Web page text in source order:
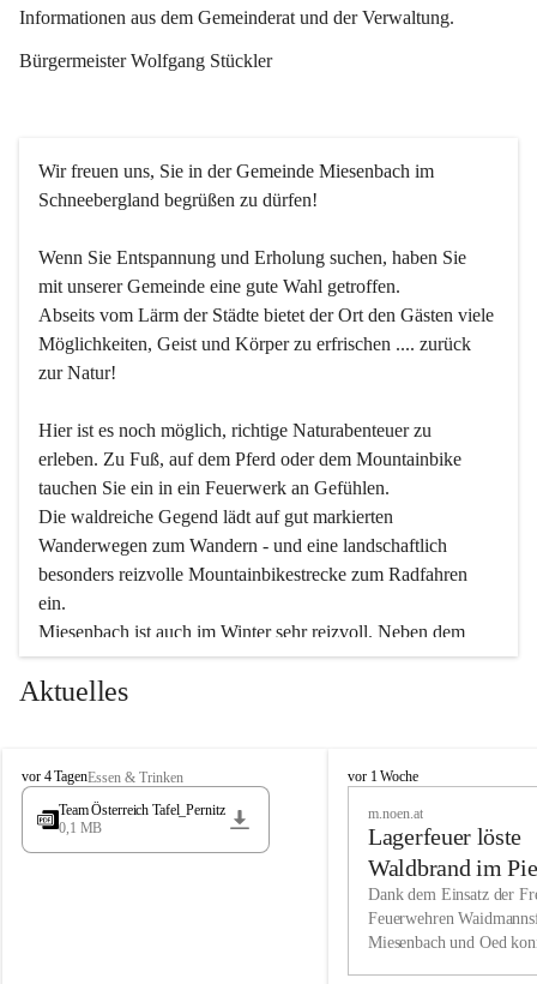
Informationen aus dem Gemeinderat und der Verwaltung.
Bürgermeister Wolfgang Stückler
Wir freuen uns, Sie in der Gemeinde Miesenbach im
Schneebergland begrüßen zu dürfen!
Wenn Sie Entspannung und Erholung suchen, haben Sie
mit unserer Gemeinde eine gute Wahl getroffen.
Abseits vom Lärm der Städte bietet der Ort den Gästen viele
Möglichkeiten, Geist und Körper zu erfrischen .... zurück
zur Natur!
Hier ist es noch möglich, richtige Naturabenteuer zu
erleben. Zu Fuß, auf dem Pferd oder dem Mountainbike
tauchen Sie ein in ein Feuerwerk an Gefühlen.
Die waldreiche Gegend lädt auf gut markierten
Wanderwegen zum Wandern - und eine landschaftlich
besonders reizvolle Mountainbikestrecke zum Radfahren
ein.
Miesenbach ist auch im Winter sehr reizvoll. Neben dem
Eisstockschießen gibt es auf dem nahe gelegenen Unterberg
wunderschöne Naturschneepisten, die zum Schifahren oder
vielfältige Angebot unserer Kulturvereine.
Überzeugen Sie sich selbst, dass Sie in Miesenbach sowie
in den Beherbergungsbetrieben, Gaststätten und urigen
Wir kennen Miesenbach als lebens- und liebenswerten Ort.
Tradition und Innovation werden ebenso groß geschrieben
Aktuelles
M
i
s
vor 4 TagenEssen & Trinken
Team Österreich Tafel_Pernitz
0,1 MB
M
h
vor 1 Woche
m.noen.at
Lagerfeuer löste
Waldbrand im
aus
Dank dem Einsatz der
Feuerwehren
Miesenbach und Oed